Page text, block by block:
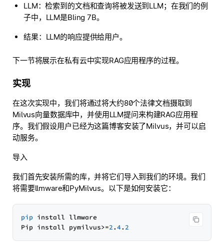
LLM：检索到的文档和查询将被发送到LLM；在我们的例
子中，LLM是Bling 7B。
结果：LLM的响应提供给用户。
下一节将展示在私有云中实现RAG应用程序的过程。
实现
在这次实现中，我们将通过将大约80个法律文档摄取到
Milvus向量数据库中，并使用LLM提问来构建RAG应用程
序。我们假设用户已经为这篇博客安装了Milvus，并可以启
动服务。
导入
我们首先安装所需的库，并将它们导入到我们的环境。我们
将需要llmware和PyMilvus。以下是如何安装它：
pip install llmware
Pip install pymilvus>=2.4. 2